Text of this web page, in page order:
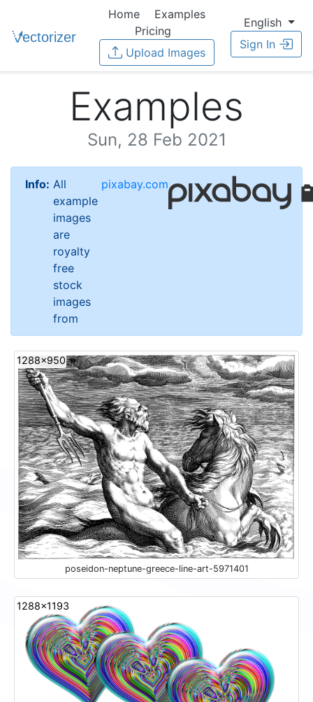
Home
Examples
Pricing
Upload Images
English
Sign In
Examples
Sun, 28 Feb 2021
Info: All
example
images
are
royalty
free
stock
images
from
pixabay.com
1288x950
poseidon-neptune-greece-line-art-5971401
1288x1193